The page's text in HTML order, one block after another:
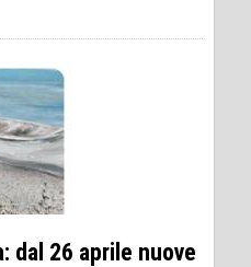
dal 26 aprile nuove